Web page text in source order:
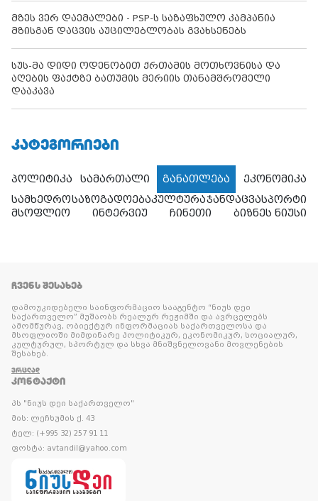
მზეს ვერ დაემალები - PSP-ს საზაფხულო კამპანია
მზისგან დაცვის აუცილებლობას გვახსენებს
სუს-მა დიდი ოდენობით ქრთამის მოთხოვნისა და
აღების ფაქტზე ბათუმის მერიის თანამშრომელი
დააკავა
ᲙᲐᲢᲔᲒᲝᲠᲘᲔᲑᲘ
პოლიტიკა სამართალი განათლება
ეკონომიკა
სამხედროსაზოგადოებაკულტურაჯანდაცვასპორტი
მსოფლიო
ინტერვიუ ჩინეთი ბიზნეს ნიუსი
ᲩᲕᲔᲜᲡ ᲨᲔᲡᲐᲮᲔᲑ
დამოუკიდებელი საინფორმაციო სააგენტო “ნიუს დეი
საქართველო” მუშაობს რეალურ რეჟიმში და ავრცელებს
ამომწურავ, ობიექტურ ინფორმაციას საქართველოსა და
მსოფლიოში მიმდინარე პოლიტიკურ, ეკონომიკურ, სოციალურ,
კულტურულ, სპორტულ და სხვა მნიშვნელოვანი მოვლენების
შესახებ.
ᲕᲠᲪᲚᲐᲓ
ᲙᲝᲜᲢᲐᲥᲢᲘ
პს "ნიუს დეი საქართველო"
მის: ლეჩხუმის ქ. 43
ტელ: (+995 32) 257 91 11
ფოსტა: avtandil@yahoo.com